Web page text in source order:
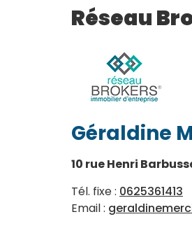
Réseau
Géraldine
10 rue Henri
Tél. fixe : 0625361413
Email :